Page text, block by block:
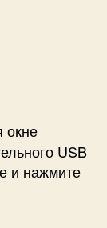
USB
и нажмите